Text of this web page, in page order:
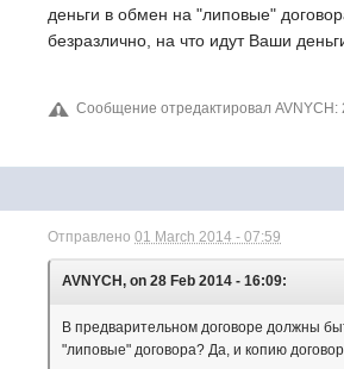
деньги в обмен на "липовые"
безразлично, на что идут Ваши
Сообщение отредактировал AVNYCH:
Отправлено01 March 2014 - 07:59
AVNYCH, on 28 Feb 2014 - 16:09:
В предварительном договоре должны
"липовые" договора? Да, и копию